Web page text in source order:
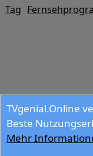
TVgenial.Online
Beste
Mehr
Tag